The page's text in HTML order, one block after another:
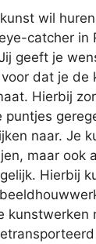
wil
catcher in
geeft je
dat je de
Hierbij
puntjes
naar. Je
maar ook
Hierbij
kunstwerken